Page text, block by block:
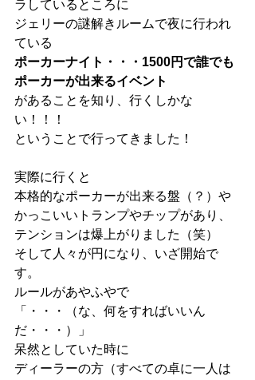
ラしているところに
ジェリーの謎解きルームで夜に行われ
ている
ポーカーナイト・・・1500円で誰でも
ポーカーが出来るイベント
があることを知り、行くしかな
い！！！
ということで行ってきました！
実際に行くと
本格的なポーカーが出来る盤（？）や
かっこいいトランプやチップがあり、
テンションは爆上がりました（笑）
そして人々が円になり、いざ開始で
す。
ルールがあやふやで
「・・・（な、何をすればいいん
だ・・・）」
呆然としていた時に
ディーラーの方（すべての卓に一人は